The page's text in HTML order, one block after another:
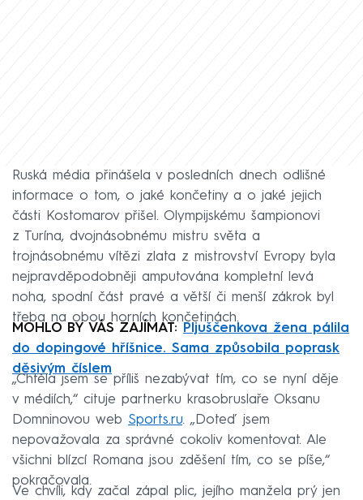
Ruská média přinášela v posledních dnech odlišné
informace o tom, o jaké končetiny a o jaké jejich
části Kostomarov přišel. Olympijskému šampionovi
z Turína, dvojnásobnému mistru světa a
trojnásobnému vítězi zlata z mistrovství Evropy byla
nejpravděpodobněji amputována kompletní levá
noha, spodní část pravé a větší či menší zákrok byl
třeba na obou horních končetinách.
MOHLO BY VÁS ZAJÍMAT: Pljuščenkova žena pálila
do dopingové hříšnice. Sama způsobila poprask
děsivým číslem
„Chtěla jsem se příliš nezabývat tím, co se nyní děje
v médiích,“ cituje partnerku krasobruslaře Oksanu
Domninovou web Sports.ru. „Doteď jsem
nepovažovala za správné cokoliv komentovat. Ale
všichni blízcí Romana jsou zděšení tím, co se píše,“
pokračovala.
Ve chvíli, kdy začal zápal plic, jejího manžela prý jen